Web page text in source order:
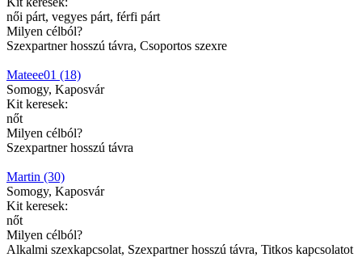
női párt, vegyes párt, férfi párt
Milyen célból?
Szexpartner hosszú távra, Csoportos szexre
Mateee01 (18)
Somogy, Kaposvár
Kit keresek:
nőt
Milyen célból?
Szexpartner hosszú távra
Martin (30)
Somogy, Kaposvár
Kit keresek:
nőt
Milyen célból?
Alkalmi szexkapcsolat, Szexpartner hosszú távra, Titkos kapcsolatot